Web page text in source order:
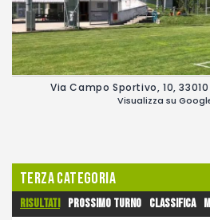
Via Campo Sportivo, 10,
Visualizza su
Terza Categoria
Risultati Prossimo turno Classifica